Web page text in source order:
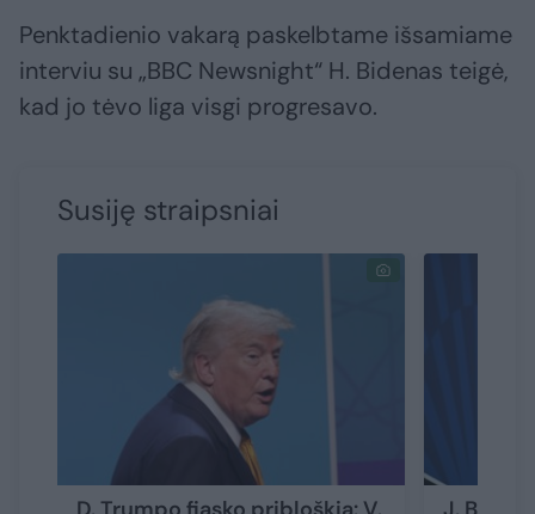
Penktadienio vakarą paskelbtame išsamiame
interviu su „BBC Newsnight“ H. Bidenas teigė,
kad jo tėvo liga visgi progresavo.
Susiję straipsniai